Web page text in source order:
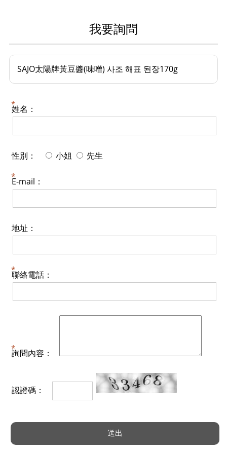
我要詢問
SAJO太陽牌黃豆醬(味噌) 사조 해표 된장170g
姓名：
性別： 小姐 先生
E-mail：
地址：
聯絡電話：
詢問內容：
認證碼：